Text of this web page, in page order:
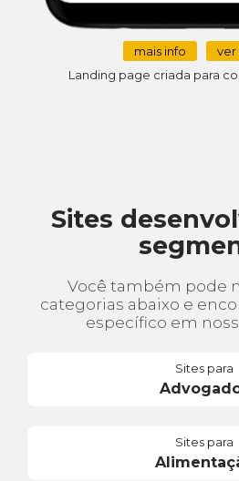
mais info
ver
Landing page criada para
Sites
Você também pode
categorias abaixo e
específico em
Sites para
Sites para